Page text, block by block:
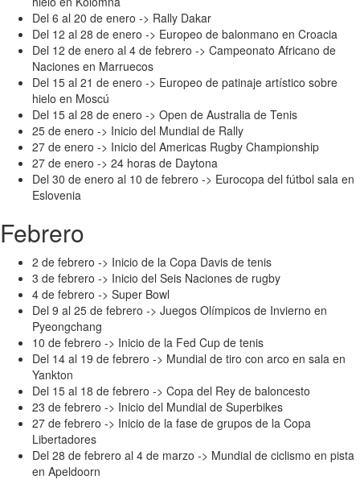
Del 6 al 20 de enero -> Rally Dakar
Del 12 al 28 de enero -> Europeo de balonmano en Croacia
Del 12 de enero al 4 de febrero -> Campeonato Africano de
Naciones en Marruecos
Del 15 al 21 de enero -> Europeo de patinaje artístico sobre
hielo en Moscú
Del 15 al 28 de enero -> Open de Australia de Tenis
25 de enero -> Inicio del Mundial de Rally
27 de enero -> Inicio del Americas Rugby Championship
27 de enero -> 24 horas de Daytona
Del 30 de enero al 10 de febrero -> Eurocopa del fútbol sala en
Eslovenia
Febrero
2 de febrero -> Inicio de la Copa Davis de tenis
3 de febrero -> Inicio del Seis Naciones de rugby
4 de febrero -> Super Bowl
Del 9 al 25 de febrero -> Juegos Olímpicos de Invierno en
Pyeongchang
10 de febrero -> Inicio de la Fed Cup de tenis
Del 14 al 19 de febrero -> Mundial de tiro con arco en sala en
Yankton
Del 15 al 18 de febrero -> Copa del Rey de baloncesto
23 de febrero -> Inicio del Mundial de Superbikes
27 de febrero -> Inicio de la fase de grupos de la Copa
Libertadores
Del 28 de febrero al 4 de marzo -> Mundial de ciclismo en pista
en Apeldoorn